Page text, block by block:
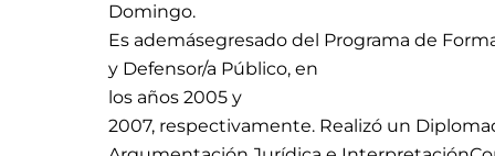
Domingo.
Es ademásegresado del Programa de
y Defensor/a Público, en
los años 2005 y
2007, respectivamente. Realizó un